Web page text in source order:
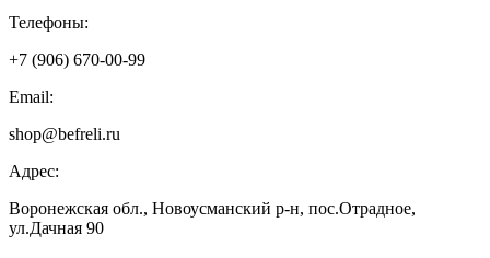
Телефоны:
+7 (906) 670-00-99
Email:
shop@befreli.ru
Адрес:
Воронежская обл., Новоусманский р-н, пос.Отрадное,
ул.Дачная 90